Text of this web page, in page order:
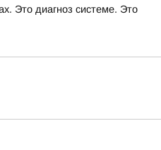
Это диагноз системе. Это